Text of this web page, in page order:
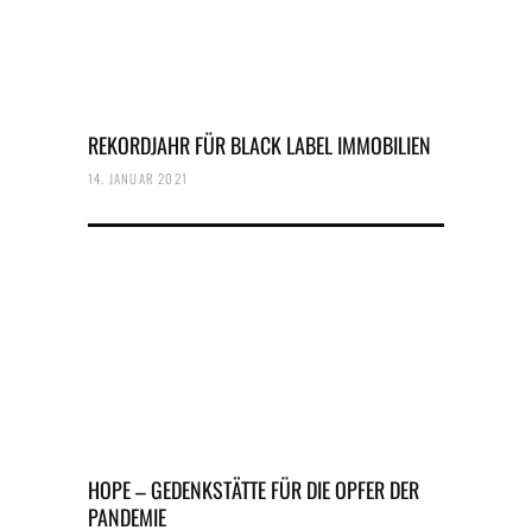
REKORDJAHR FÜR BLACK LABEL IMMOBILIEN
14. JANUAR 2021
HOPE – GEDENKSTÄTTE FÜR DIE OPFER DER
PANDEMIE